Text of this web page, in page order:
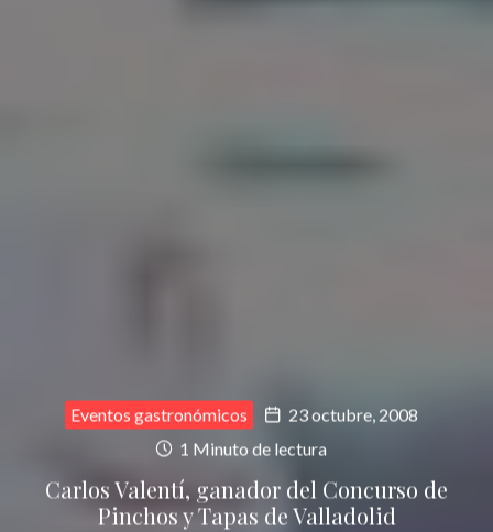
Eventos gastronómicos
23 octubre, 2008
1 Minuto de lectura
Carlos Valentí, ganador del Concurso de
Pinchos y Tapas de Valladolid